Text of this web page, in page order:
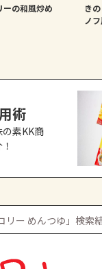
物
ーの和風炒め
き
ノ
術
素KK商
リー めんつゆ」検索